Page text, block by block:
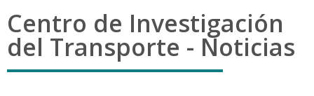
Centro de Investigación
del Transporte - Noticias